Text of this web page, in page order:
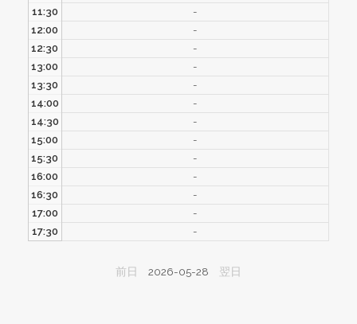
11:30
-
12:00
-
12:30
-
13:00
-
13:30
-
14:00
-
14:30
-
15:00
-
15:30
-
16:00
-
16:30
-
17:00
-
17:30
-
前日 2026-05-28 翌日